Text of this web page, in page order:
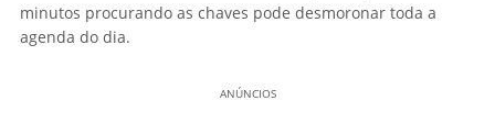
minutos procurando as chaves pode desmoronar toda a
agenda do dia.
ANÚNCIOS